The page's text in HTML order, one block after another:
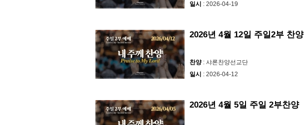
일시 : 2026-04-19
2026년 4월 12일 주일2부 찬양
찬양: 샤론찬양선교단
일시 : 2026-04-12
2026년 4월 5일 주일 2부찬양